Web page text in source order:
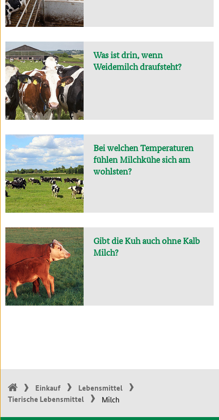
Was ist drin, wenn
Weidemilch draufsteht?
Bei welchen Temperaturen
fühlen Milchkühe sich am
wohlsten?
Gibt die Kuh auch ohne Kalb
Milch?
Einkauf
Lebensmittel
Tierische Lebensmittel
Milch